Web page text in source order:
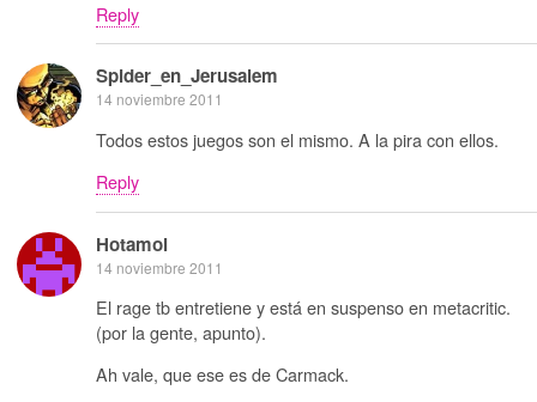
Reply
Spider_en_Jerusalem
14 noviembre 2011
Todos estos juegos son el mismo. A la pira con ellos.
Reply
Hotamol
14 noviembre 2011
El rage tb entretiene y está en suspenso en metacritic.
(por la gente, apunto).
Ah vale, que ese es de Carmack.